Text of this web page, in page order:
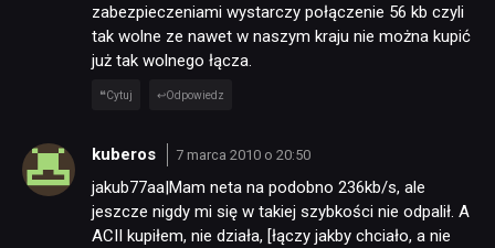
zabezpieczeniami wystarczy połączenie 56 kb czyli
tak wolne ze nawet w naszym kraju nie można kupić
już tak wolnego łącza.
Cytuj Odpowiedz
kuberos 7 marca 2010 o 20:50
jakub77aa|Mam neta na podobno 236kb/s, ale
jeszcze nigdy mi się w takiej szybkości nie odpalił. A
ACII kupiłem, nie działa, [łączy jakby chciało, a nie